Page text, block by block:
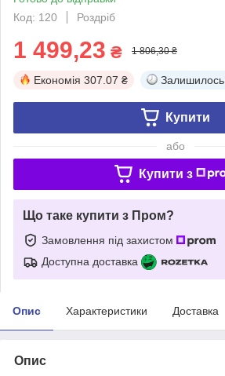
Код: 120
Роздріб
1 499,23 ₴ 1 806,30 ₴
Економія 307.07 ₴ Залишилось
Купити
або
Купити з
Що таке купити з Пром?
Замовлення під захистом
Доступна доставка
Опис Характеристики Доставка
Опис